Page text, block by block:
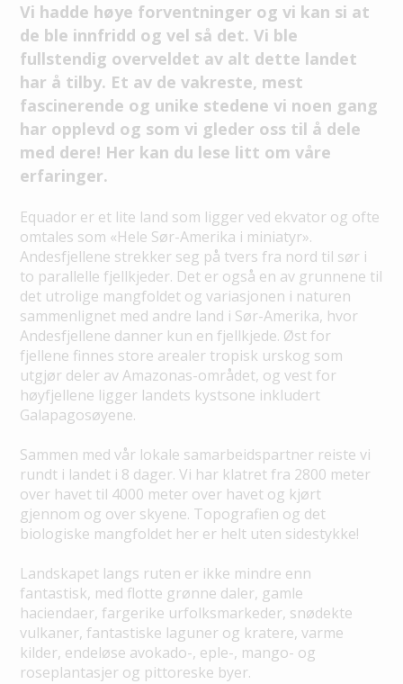
Vi hadde høye forventninger og vi kan si at
de ble innfridd og vel så det. Vi ble
fullstendig overveldet av alt dette landet
har å tilby. Et av de vakreste, mest
fascinerende og unike stedene vi noen gang
har opplevd og som vi gleder oss til å dele
med dere! Her kan du lese litt om våre
erfaringer.
Equador er et lite land som ligger ved ekvator og ofte
omtales som «Hele Sør-Amerika i miniatyr».
Andesfjellene strekker seg på tvers fra nord til sør i
to parallelle fjellkjeder. Det er også en av grunnene til
det utrolige mangfoldet og variasjonen i naturen
sammenlignet med andre land i Sør-Amerika, hvor
Andesfjellene danner kun en fjellkjede. Øst for
fjellene finnes store arealer tropisk urskog som
utgjør deler av Amazonas-området, og vest for
høyfjellene ligger landets kystsone inkludert
Galapagosøyene.
Sammen med vår lokale samarbeidspartner reiste vi
rundt i landet i 8 dager. Vi har klatret fra 2800 meter
over havet til 4000 meter over havet og kjørt
gjennom og over skyene. Topografien og det
biologiske mangfoldet her er helt uten sidestykke!
Landskapet langs ruten er ikke mindre enn
fantastisk, med flotte grønne daler, gamle
haciendaer, fargerike urfolksmarkeder, snødekte
vulkaner, fantastiske laguner og kratere, varme
kilder, endeløse avokado-, eple-, mango- og
roseplantasjer og pittoreske byer.